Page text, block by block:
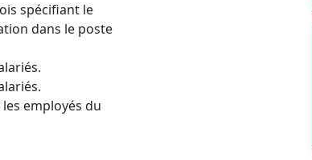
spécifiant le
dans le poste
employés du